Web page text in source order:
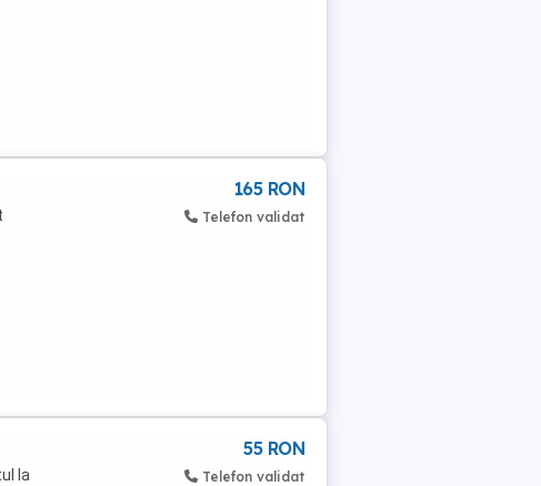
165 RON
Telefon validat
la
55 RON
Telefon validat